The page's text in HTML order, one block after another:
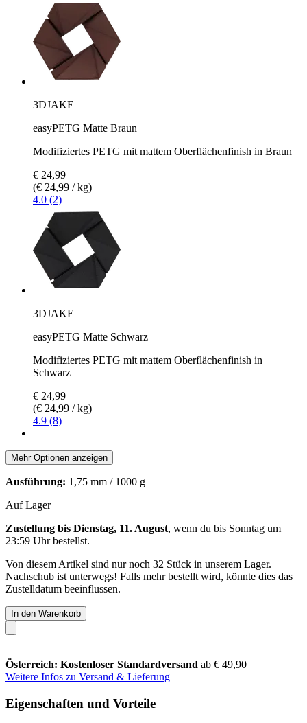
3DJAKE
easyPETG Matte Braun
Modifiziertes PETG mit mattem Oberflächenfinish in Braun
€ 24,99
(€ 24,99 / kg)
4.0 (2)
3DJAKE
easyPETG Matte Schwarz
Modifiziertes PETG mit mattem Oberflächenfinish in
Schwarz
€ 24,99
(€ 24,99 / kg)
4.9 (8)
Mehr Optionen anzeigen
Ausführung: 1,75 mm / 1000 g
Auf Lager
Zustellung bis Dienstag, 11. August, wenn du bis Sonntag um
23:59 Uhrbestellst.
Von diesem Artikel sind nur noch 32 Stück in unserem Lager.
Nachschub ist unterwegs! Falls mehr bestellt wird, könnte dies das
Zustelldatum beeinflussen.
In den Warenkorb
Österreich: Kostenloser Standardversand ab € 49,90
Weitere Infos zu Versand & Lieferung
Eigenschaften und Vorteile